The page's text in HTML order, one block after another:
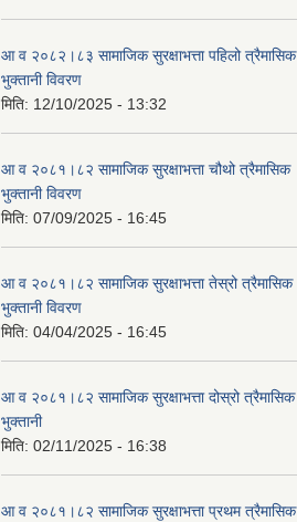
आ व २०८२।८३ सामाजिक सुरक्षाभत्ता पहिलो त्रैमासिक
भुक्तानी विवरण
मिति: 12/10/2025 - 13:32
आ व २०८१।८२ सामाजिक सुरक्षाभत्ता चौथो त्रैमासिक
भुक्तानी विवरण
मिति: 07/09/2025 - 16:45
आ व २०८१।८२ सामाजिक सुरक्षाभत्ता तेस्रो त्रैमासिक
भुक्तानी विवरण
मिति: 04/04/2025 - 16:45
आ व २०८१।८२ सामाजिक सुरक्षाभत्ता दोस्रो त्रैमासिक
भुक्तानी
मिति: 02/11/2025 - 16:38
आ व २०८१।८२ सामाजिक सुरक्षाभत्ता प्रथम त्रैमासिक